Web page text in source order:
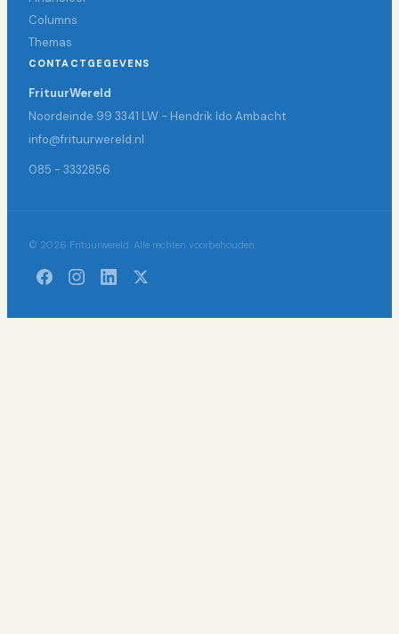
Columns
Themas
CONTACTGEGEVENS
FrituurWereld
Noordeinde 99 3341 LW - Hendrik Ido Ambacht
info@frituurwereld.nl
085 - 3332856
© 2026 Frituurwereld. Alle rechten voorbehouden.